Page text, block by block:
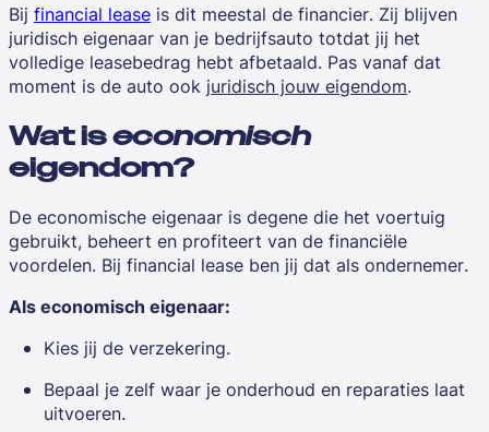
Bij financial lease is dit meestal de financier. Zij blijven
juridisch eigenaar van je bedrijfsauto totdat jij het
volledige leasebedrag hebt afbetaald. Pas vanaf dat
moment is de auto ook juridisch jouw eigendom.
Wat iseconomisch
eigendom?
De economische eigenaar is degene die het voertuig
gebruikt, beheert en profiteert van de financiële
voordelen. Bij financial lease ben jij dat als ondernemer.
Als economisch eigenaar:
Kies jij de verzekering.
Bepaal je zelf waar je onderhoud en reparaties laat
uitvoeren.